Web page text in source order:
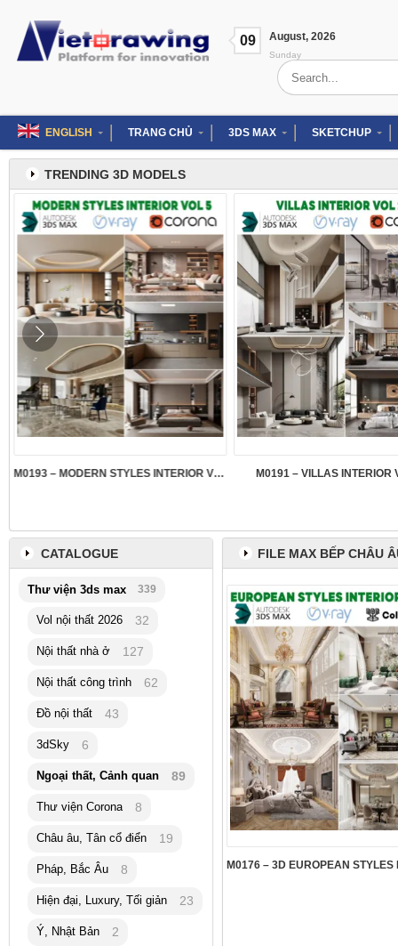
content
09 August, 2026
Sunday
Search
for:
ENGLISH TRANG CHỦ 3DS MAX SKETCHUP
TRENDING 3D MODELS
M0193 – MODERN STYLES INTERIOR VOL.5 M0191 – VILLAS INTERIOR
FILE MAX BẾP CHÂU
CATALOGUE
Thư viện 3ds max 339
Vol nội thất 2026 32
Nội thất nhà ở 127
Nội thất công trình 62
Đồ nội thất 43
3dSky 6
Ngoại thất, Cảnh quan 89
Thư viện Corona 8
Châu âu, Tân cổ điển 19
Pháp, Bắc Âu 8
Hiện đại, Luxury, Tối giản 23
Ý, Nhật Bản 2